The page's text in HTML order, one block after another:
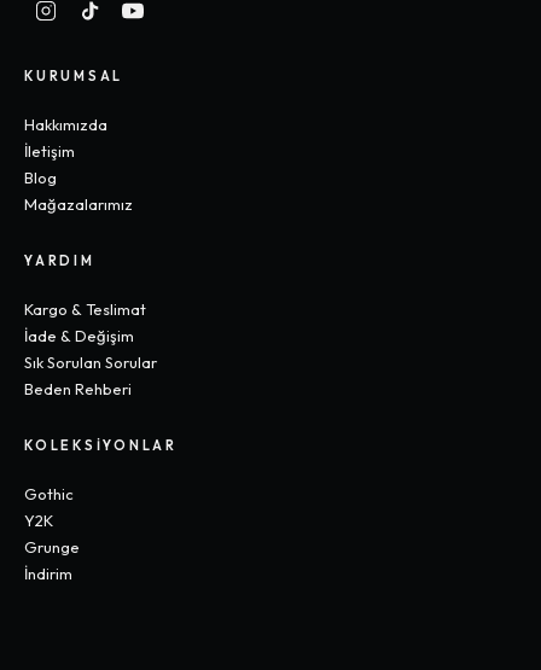
KURUMSAL
Hakkımızda
İletişim
Blog
Mağazalarımız
YARDIM
Kargo & Teslimat
İade & Değişim
Sık Sorulan Sorular
Beden Rehberi
KOLEKSIYONLAR
Gothic
Y2K
Grunge
İndirim